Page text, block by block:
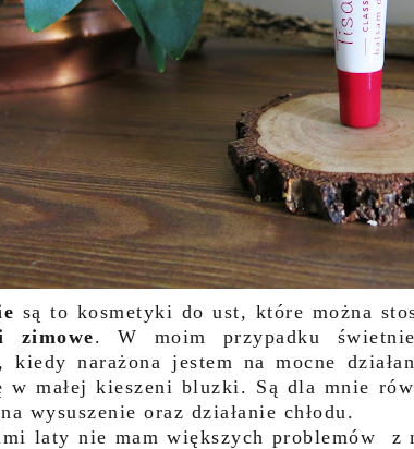
są to kosmetyki do ust, które można
zimowe. W moim przypadku
kiedy narażona jestem na mocne
w małej kieszeni bluzki. Są dla mnie
wysuszenie oraz działanie chłodu.
laty nie mam większych problemów z